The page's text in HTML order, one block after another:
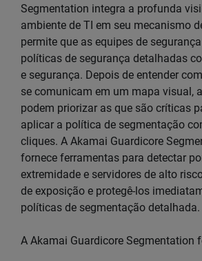
Segmentation integra a profunda
ambiente de TI em seu mecanismo
permite que as equipes de
políticas de segurança detalhadas
e segurança. Depois de entender
se comunicam em um mapa visual,
podem priorizar as que são críticas
aplicar a política de segmentação
cliques. A Akamai Guardicore
fornece ferramentas para detectar
extremidade e servidores de alto
de exposição e protegê-los
políticas de segmentação detalhada.
A Akamai Guardicore Segmentation